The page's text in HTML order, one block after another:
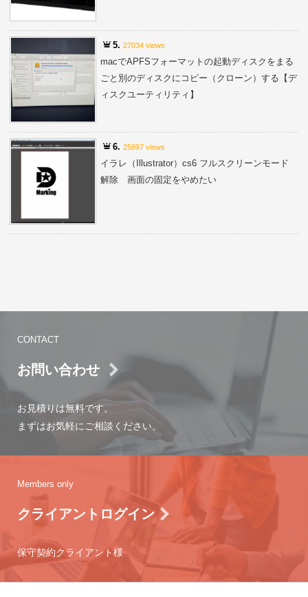
5.27034 views
macでAPFSフォーマットの起動ディスクをまる
ごと別のディスクにコピー（クローン）する【デ
ィスクユーティリティ】
6.25897 views
イラレ（Illustrator）cs6 フルスクリーンモード
解除 画面の固定をやめたい
CONTACT
お問い合わせ
お見積りは無料です。
まずはお気軽にご相談ください。
Members only
クライアントログイン
保守契約クライアント様